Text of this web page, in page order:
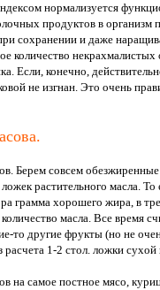
нормализуется
продуктов в организм
сохранении и даже
количество
Если, конечно,
не изгнан. Это очень
Берем совсем
растительного масла.
грамма хорошего жира, в
масла. Все время
то другие фрукты (но не
1-2 стол. ложки
на самое постное мясо,